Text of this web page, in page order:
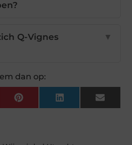
Q-Vignes
▼
dan op:
PinterestLinkedInEmail